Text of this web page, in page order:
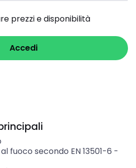
prezzi e disponibilità
Accedi
fuoco secondo EN 13501-6 -